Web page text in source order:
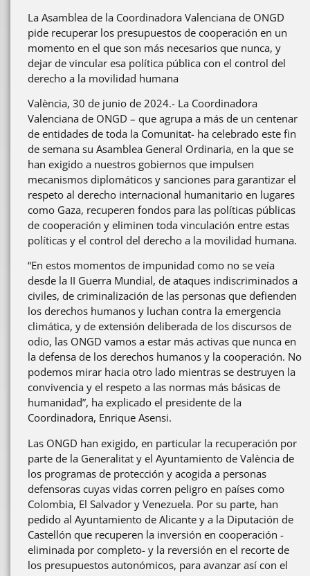
La Asamblea de la Coordinadora Valenciana de ONGD
pide recuperar los presupuestos de cooperación en un
momento en el que son más necesarios que nunca, y
dejar de vincular esa política pública con el control del
derecho a la movilidad humana
València, 30 de junio de 2024.- La Coordinadora
Valenciana de ONGD – que agrupa a más de un centenar
de entidades de toda la Comunitat- ha celebrado este fin
de semana su Asamblea General Ordinaria, en la que se
han exigido a nuestros gobiernos que impulsen
mecanismos diplomáticos y sanciones para garantizar el
respeto al derecho internacional humanitario en lugares
como Gaza, recuperen fondos para las políticas públicas
de cooperación y eliminen toda vinculación entre estas
políticas y el control del derecho a la movilidad humana.
“En estos momentos de impunidad como no se veía
desde la II Guerra Mundial, de ataques indiscriminados a
civiles, de criminalización de las personas que defienden
los derechos humanos y luchan contra la emergencia
climática, y de extensión deliberada de los discursos de
odio, las ONGD vamos a estar más activas que nunca en
la defensa de los derechos humanos y la cooperación. No
podemos mirar hacia otro lado mientras se destruyen la
convivencia y el respeto a las normas más básicas de
humanidad”, ha explicado el presidente de la
Coordinadora, Enrique Asensi.
Las ONGD han exigido, en particular la recuperación por
parte de la Generalitat y el Ayuntamiento de València de
los programas de protección y acogida a personas
defensoras cuyas vidas corren peligro en países como
Colombia, El Salvador y Venezuela. Por su parte, han
pedido al Ayuntamiento de Alicante y a la Diputación de
Castellón que recuperen la inversión en cooperación -
eliminada por completo- y la reversión en el recorte de
los presupuestos autonómicos, para avanzar así con el